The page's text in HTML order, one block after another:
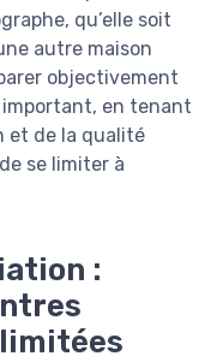
qu’elle soit
autre maison
objectivement
en tenant
et de la qualité
se limiter à
: